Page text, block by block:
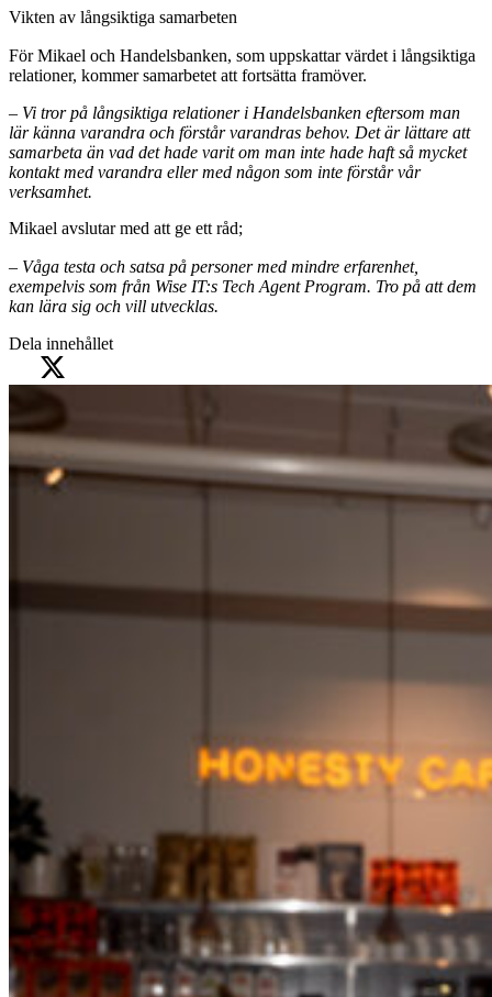
Vikten av långsiktiga samarbeten
För Mikael och Handelsbanken, som uppskattar värdet i långsiktiga
relationer, kommer samarbetet att fortsätta framöver.
– Vi tror på långsiktiga relationer i Handelsbanken eftersom man
lär känna varandra och förstår varandras behov. Det är lättare att
samarbeta än vad det hade varit om man inte hade haft så mycket
kontakt med varandra eller med någon som inte förstår vår
verksamhet.
Mikael avslutar med att ge ett råd;
– Våga testa och satsa på personer med mindre erfarenhet,
exempelvis som från Wise IT:s Tech Agent Program. Tro på att dem
kan lära sig och vill utvecklas.
Dela innehållet